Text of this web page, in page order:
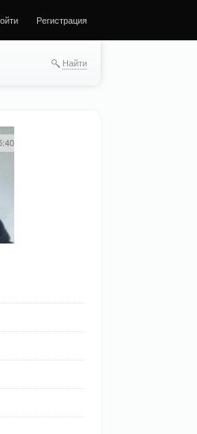
Регистрация
Найти